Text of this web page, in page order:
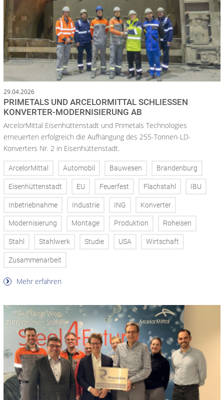
29.04.2026
PRIMETALS UND ARCELORMITTAL SCHLIESSEN K
ONVERTER-MODERNISIERUNG AB
ArcelorMittal Eisenhüttenstadt und Primetals Technologies
erneuerten erfolgreich die Aufhängung des 255-Tonnen-LD-
Konverters Nr. 2 in Eisenhüttenstadt.
ArcelorMittal Automobil Bauwesen Brandenburg
Eisenhüttenstadt EU Feuerfest Flachstahl IBU
Inbetriebnahme Industrie ING Konverter
Modernisierung Montage Produktion Roheisen
Stahl Stahlwerk Studie USA Wirtschaft
Zusammenarbeit
Mehr erfahren